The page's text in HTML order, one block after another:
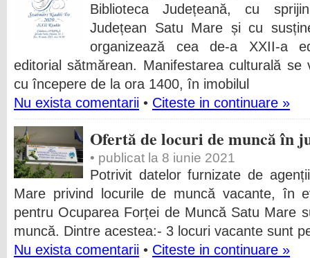
Biblioteca Județeană, cu
Județean Satu Mare și cu
organizează cea de-a XXII-a
editorial sătmărean. Manifestarea culturală
cu începere de la ora 1400, în imobilul
Nu exista comentarii • Citeste in continuare »
Ofertă de locuri de muncă în
• publicat la 8 iunie 2021
Potrivit datelor furnizate de
Mare privind locurile de muncă vacante, în
pentru Ocuparea Forței de Muncă Satu Mare
muncă. Dintre acestea:- 3 locuri vacante sunt
Nu exista comentarii • Citeste in continuare »